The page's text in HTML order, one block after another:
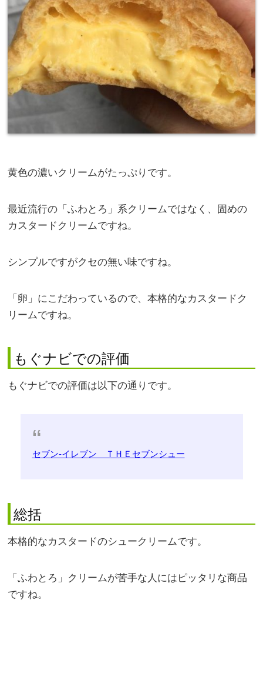
黄色の濃いクリームがたっぷりです。
最近流行の「ふわとろ」系クリームではなく、固めの
カスタードクリームですね。
シンプルですがクセの無い味ですね。
「卵」にこだわっているので、本格的なカスタードク
リームですね。
もぐナビでの評価
もぐナビでの評価は以下の通りです。
セブン-イレブン ＴＨＥセブンシュー
総括
本格的なカスタードのシュークリームです。
「ふわとろ」クリームが苦手な人にはピッタリな商品
ですね。